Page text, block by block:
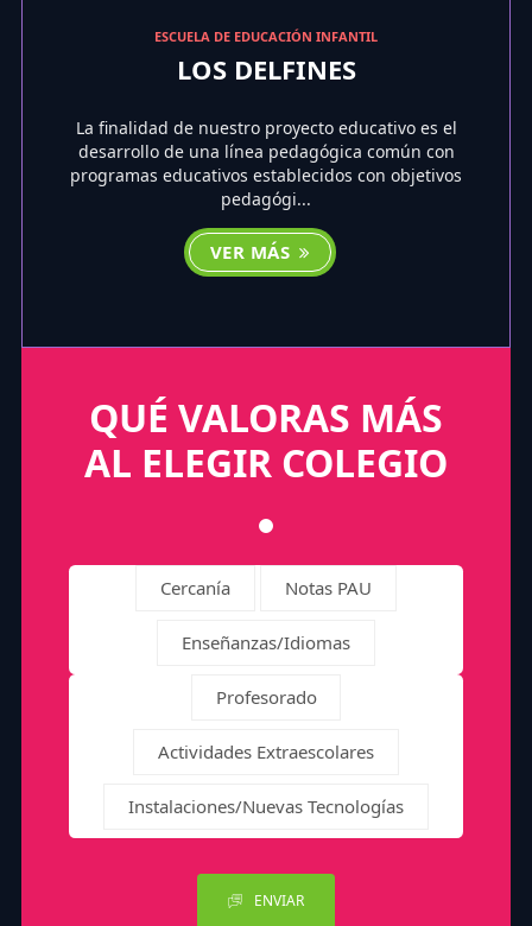
ESCUELA DE EDUCACIÓN INFANTIL
LOS DELFINES
La finalidad de nuestro proyecto educativo es el
desarrollo de una línea pedagógica común con
programas educativos establecidos con objetivos
pedagógi...
VER MÁS
QUÉ VALORAS MÁS
AL ELEGIR COLEGIO
Cercanía Notas PAU
Enseñanzas/Idiomas
Profesorado
Actividades Extraescolares
Instalaciones/Nuevas Tecnologías
ENVIAR